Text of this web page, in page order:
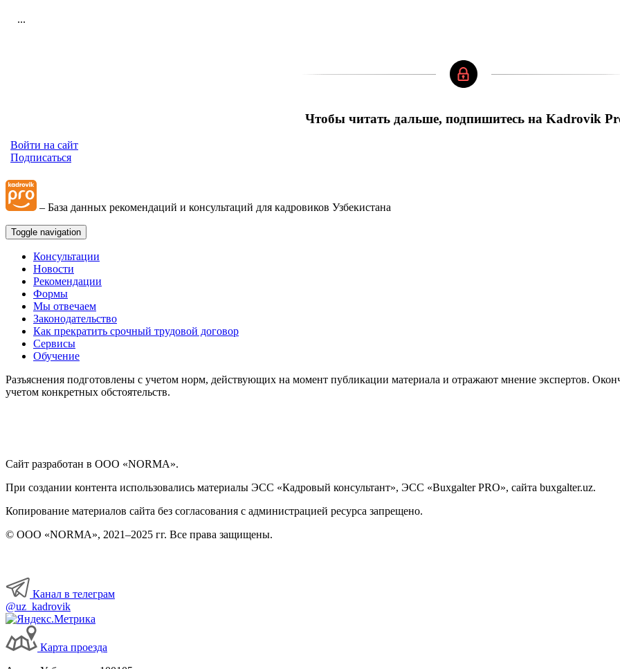
...
Чтобы читать дальше, подпишитесь на Kadrovik
Войти на сайт
Подписаться
– База данных рекомендаций и консультаций для кадровиков Узбекистана
Toggle navigation
Консультации
Новости
Рекомендации
Формы
Мы отвечаем
Законодательство
Как прекратить срочный трудовой договор
Сервисы
Обучение
Разъяснения подготовлены с учетом норм, действующих на момент публикации материала и отражают мнение экспертов.
учетом конкретных обстоятельств.
Сайт разработан в ООО «NORMA».
При создании контента использовались материалы ЭСС «Кадровый консультант», ЭСС «Buxgalter PRO», сайта buxgalter.uz.
Копирование материалов сайта без согласования с администрацией ресурса запрещено.
© ООО «NORMA», 2021–2025 гг. Все права защищены.
Канал в телеграм
@uz_kadrovik
Карта проезда